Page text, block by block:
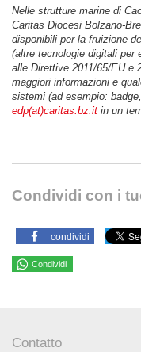
Nelle strutture marine di
Caritas Diocesi Bolzano-
disponibili per la fruizione
(altre tecnologie digitali per
alle Direttive 2011/65/EU e
maggiori informazioni e
sistemi (ad esempio:
edp(at)caritas.bz.it in un
Condividi con i
condividi
Condividi
Contatto